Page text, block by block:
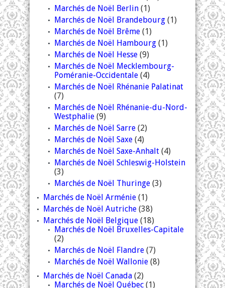
Marchés de Noël Berlin (1)
Marchés de Noël Brandebourg (1)
Marchés de Noël Brême (1)
Marchés de Noël Hambourg (1)
Marchés de Noël Hesse (9)
Marchés de Noël Mecklembourg-
Poméranie-Occidentale (4)
Marchés de Noël Rhénanie Palatinat
(7)
Marchés de Noël Rhénanie-du-Nord-
Westphalie (9)
Marchés de Noël Sarre (2)
Marchés de Noël Saxe (4)
Marchés de Noël Saxe-Anhalt (4)
Marchés de Noël Schleswig-Holstein
(3)
Marchés de Noël Thuringe (3)
Marchés de Noël Arménie (1)
Marchés de Noël Autriche (38)
Marchés de Noël Belgique (18)
Marchés de Noël Bruxelles-Capitale
(2)
Marchés de Noël Flandre (7)
Marchés de Noël Wallonie (8)
Marchés de Noël Canada (2)
Marchés de Noël Québec (1)